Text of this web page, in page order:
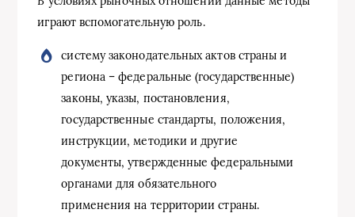
играют вспомогательную роль.
систему законодательных актов страны и
региона – федеральные (государственные)
законы, указы, постановления,
государственные стандарты, положения,
инструкции, методики и другие
документы, утвержденные федеральными
органами для обязательного
применения на территории страны.